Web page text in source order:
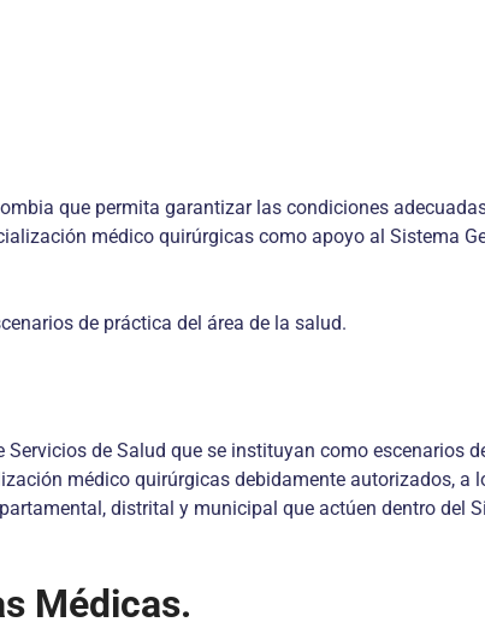
que permita garantizar las condiciones
médico quirúrgicas como apoyo al Sistema
de práctica del área de la salud.
de Salud que se instituyan como escenarios
médico quirúrgicas debidamente autorizados, a
distrital y municipal que actúen dentro del
Médicas.